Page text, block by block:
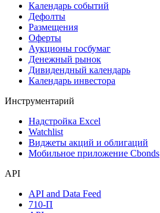
Календарь событий
Дефолты
Размещения
Оферты
Аукционы госбумаг
Денежный рынок
Дивидендный календарь
Календарь инвестора
Инструментарий
Надстройка Excel
Watchlist
Виджеты акций и облигаций
Мобильное приложение Cbonds
API
API and Data Feed
710-П